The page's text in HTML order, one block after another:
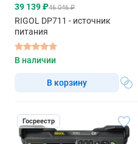
39 139 ₽46 046 ₽
RIGOL DP711 - источник
питания
В наличии
В корзину
Госреестр